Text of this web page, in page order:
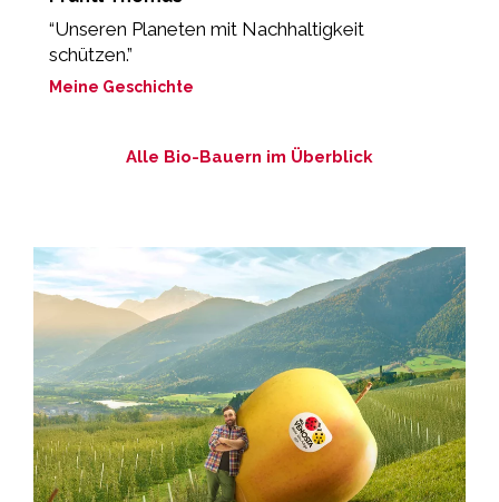
“Unseren Planeten mit Nachhaltigkeit
schützen.”
Meine Geschichte
Alle Bio-Bauern im Überblick